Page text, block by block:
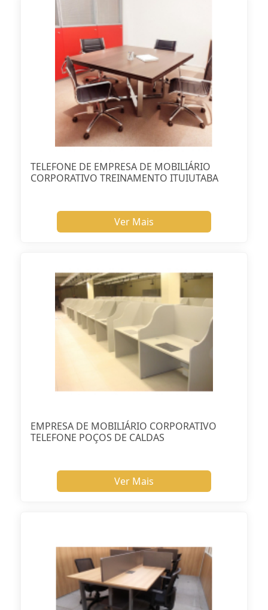
TELEFONE DE EMPRESA DE MOBILIÁRIO
CORPORATIVO TREINAMENTO ITUIUTABA
Ver Mais
EMPRESA DE MOBILIÁRIO CORPORATIVO
TELEFONE POÇOS DE CALDAS
Ver Mais